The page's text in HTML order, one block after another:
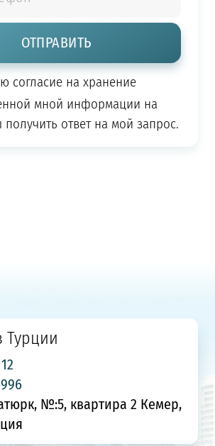
согласие на хранение
мной информации на
получить ответ на мой запрос.
Турции
№:5, квартира 2 Кемер,